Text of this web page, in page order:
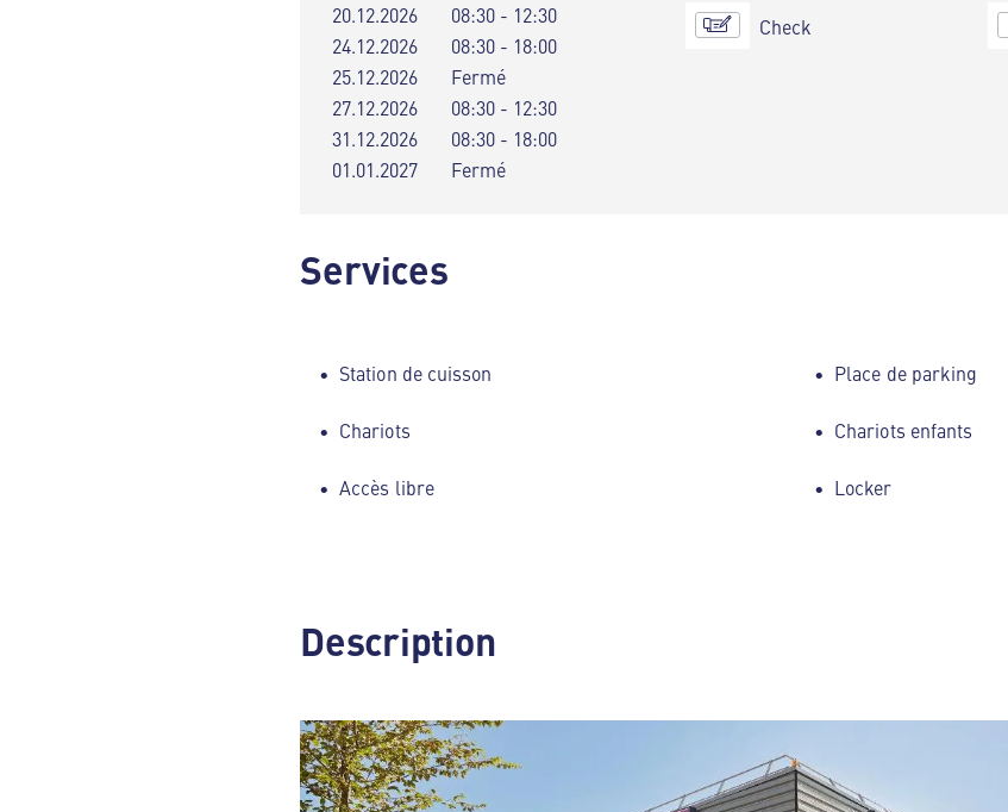
20.12.2026
08:30 - 12:30
24.12.2026
08:30 - 18:00
25.12.2026
Fermé
27.12.2026
08:30 - 12:30
31.12.2026
08:30 - 18:00
01.01.2027
Fermé
Check
Services
Station de cuisson Place de parking
Chariots Chariots enfants
Accès libre Locker
Description